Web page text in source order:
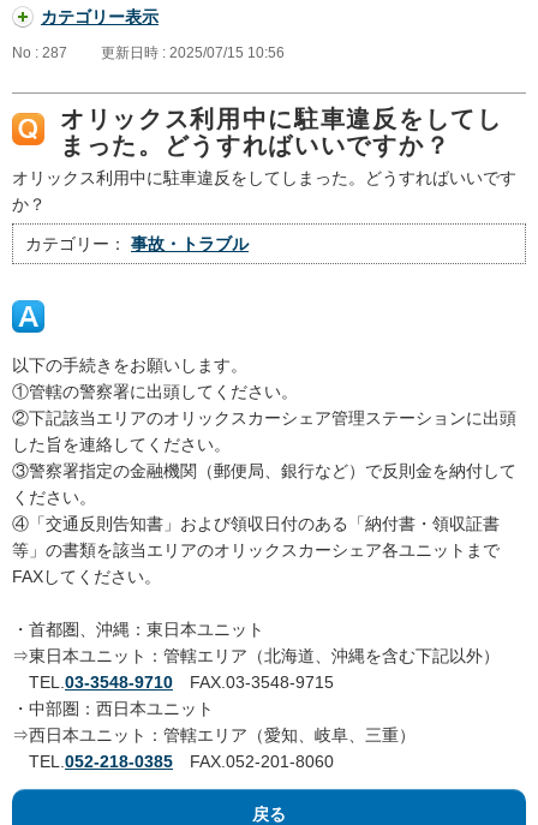
カテゴリー表示
No : 287 更新日時 : 2025/07/15 10:56
オリックス利用中に駐車違反をしてし
まった。どうすればいいですか？
オリックス利用中に駐車違反をしてしまった。どうすればいいです
か？
カテゴリー： 事故・トラブル
以下の手続きをお願いします。
①管轄の警察署に出頭してください。
②下記該当エリアのオリックスカーシェア管理ステーションに出頭
した旨を連絡してください。
③警察署指定の金融機関（郵便局、銀行など）で反則金を納付して
ください。
④「交通反則告知書」および領収日付のある「納付書・領収証書
等」の書類を該当エリアのオリックスカーシェア各ユニットまで
FAXしてください。
・首都圏、沖縄：東日本ユニット
⇒東日本ユニット：管轄エリア（北海道、沖縄を含む下記以外）
TEL.03-3548-9710 FAX.03-3548-9715
・中部圏：西日本ユニット
⇒西日本ユニット：管轄エリア（愛知、岐阜、三重）
TEL.052-218-0385 FAX.052-201-8060
戻る